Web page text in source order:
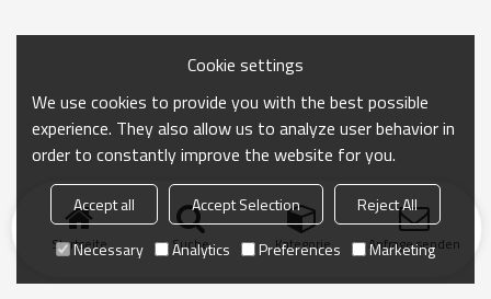
Startseite Suche Kategorie Anfrage senden
Cookie settings
We use cookies to provide you with the best possible
experience. They also allow us to analyze user behavior in
order to constantly improve the website for you.
Accept all Accept Selection
Reject All
Necessary
Analytics Preferences Marketing